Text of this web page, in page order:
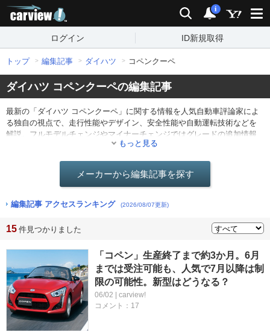
検索 通知
i
ログイン ID新規取得
トップ 編集記事 ダイハツ コペンクーペ
ダイハツ コペンクーペの編集記事
最新の「ダイハツ コペンクーペ」に関する情報を人気自動車評論家によ
る独自の視点で、走行性能やデザイン、安全性能や自動運転技術などを
解説。フルモデルチェンジやマイナーチェンジではグレードの追加情報
や仕様の変更点を分かりやすくレポート。他にも最新ニュースや海外の
もっと見る
メーカーから編集記事を探す
編集記事 アクセスランキング (2026/08/07更新)
15 件見つかりました
「コペン」生産終了まで約3か月。6月
までは受注可能も、人気で7月以降は制
限の可能性。新型はどうなる？
06/02 | carview!
コメント：17